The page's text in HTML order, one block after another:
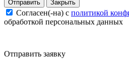
Закрыть
Согласен(-на) c политикой
обработкой персональных данных
Отправить заявку